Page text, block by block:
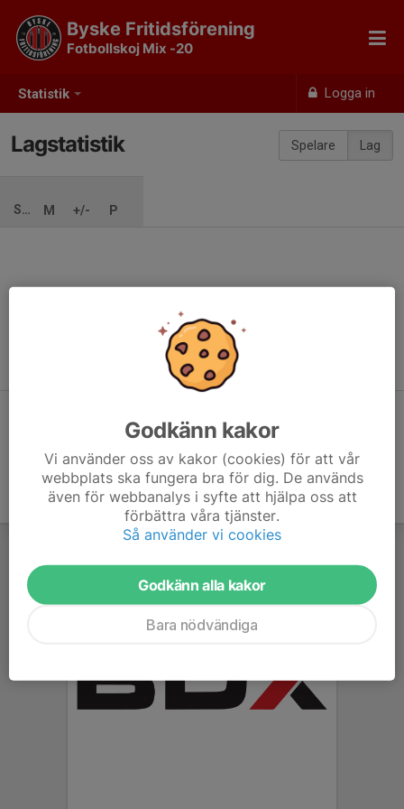
Statistik Logga in
Byske Fritidsförening
Fotbollskoj Mix -20
Spelare Lag
Lagstatistik
SÄSONG M +/- P
Ingen säsong inlagd
Godkänn kakor
Vi använder oss av kakor (cookies) för att vår
webbplats ska fungera bra för dig. De används
även för webbanalys i syfte att hjälpa oss att
förbättra våra tjänster.
Så använder vi cookies
Godkänn alla kakor
Bara nödvändiga